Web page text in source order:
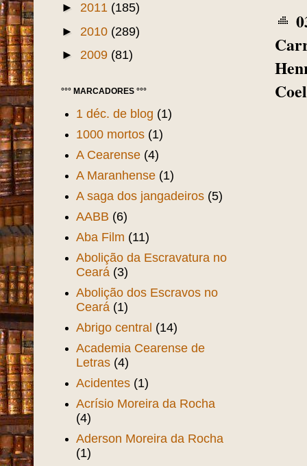
► 2011 (185)
► 2010 (289)
► 2009 (81)
°°° MARCADORES °°°
1 déc. de blog (1)
1000 mortos (1)
A Cearense (4)
A Maranhense (1)
A saga dos jangadeiros (5)
AABB (6)
Aba Film (11)
Abolição da Escravatura no
Ceará (3)
Abolição dos Escravos no
Ceará (1)
Abrigo central (14)
Academia Cearense de
Letras (4)
Acidentes (1)
Acrísio Moreira da Rocha
(4)
Aderson Moreira da Rocha
(1)